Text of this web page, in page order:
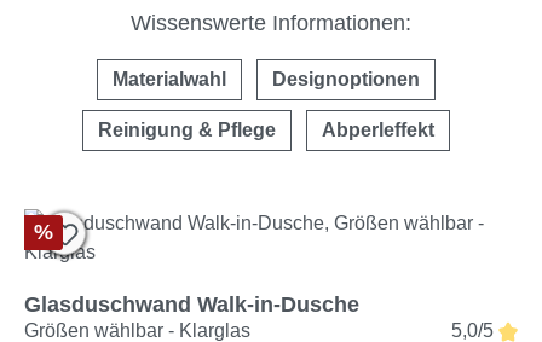
Wissenswerte Informationen:
Materialwahl Designoptionen
Reinigung & Pflege Abperleffekt
%
Glasduschwand Walk-in-Dusche
Größen wählbar - Klarglas 5,0/5